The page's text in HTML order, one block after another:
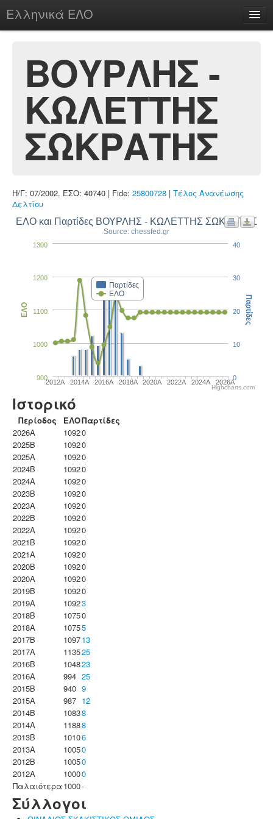
Ελληνικά ΕΛΟ
chesstu.be @ discord
Login
ΒΟΥΡΛΗΣ -
ΚΩΛΕΤΤΗΣ
ΣΩΚΡΑΤΗΣ
Η/Γ: 07/2002, ΕΣΟ: 40740 | Fide: 25800728 | Τέλος Ανανέωσης
Δελτίου
ΕΛΟ και Παρτίδες ΒΟΥΡΛΗΣ - ΚΩΛΕΤΤΗΣ ΣΩΚΡΑΤΗΣ
Source: chessfed.gr
Παρτίδες
ΕΛΟ
2012A 2014A 2016A 2018A 2020A 2022A 2024A 2026A
900
1000
1100
1200
1300
ΕΛΟ
0
10
20
30
40
Παρτίδες
Highcharts.com
Ιστορικό
Περίοδος ΕΛΟΠαρτίδες
2026A
10920
2025B
10920
2025A
10920
2024B
10920
2024A
10920
2023B
10920
2023Α
10920
2022B
10920
2022A
10920
2021B
10920
2021A
10920
2020B
10920
2020A
10920
2019B
10920
2019A
10923
2018B
10750
2018A
10755
2017B
109713
2017A
113525
2016B
104823
2016A
994 25
2015B
940 9
2015A
987 12
2014B
10838
2014A
11888
2013B
10106
2013A
10050
2012B
10050
2012A
10000
Παλαιότερα 1000-
Σύλλογοι